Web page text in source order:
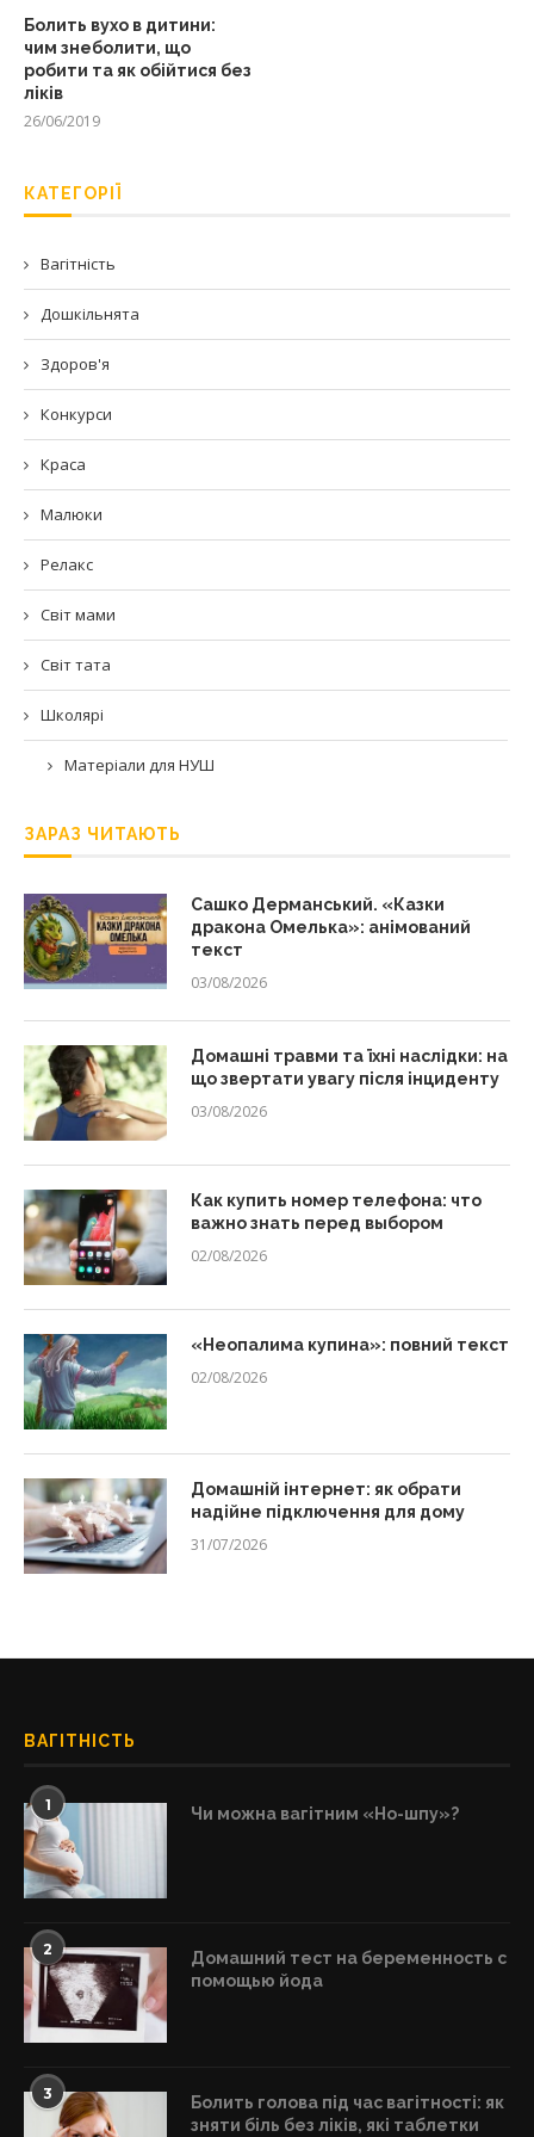
Болить вухо в дитини:
чим знеболити, що
робити та як обійтися без
ліків
26/06/2019
КАТЕГОРІЇ
Вагітність
Дошкільнята
Здоров'я
Конкурси
Краса
Малюки
Релакс
Світ мами
Світ тата
Школярі
Матеріали для НУШ
ЗАРАЗ ЧИТАЮТЬ
Сашко Дерманський. «Казки
дракона Омелька»: анімований
текст
03/08/2026
Домашні травми та їхні наслідки: на
що звертати увагу після інциденту
03/08/2026
Как купить номер телефона: что
важно знать перед выбором
02/08/2026
«Неопалима купина»: повний текст
02/08/2026
Домашній інтернет: як обрати
надійне підключення для дому
31/07/2026
ВАГІТНІСТЬ
1 Чи можна вагітним «Но-шпу»?
2
Домашний тест на беременность с
помощью йода
3
Болить голова під час вагітності: як
зняти біль без ліків, які таблетки